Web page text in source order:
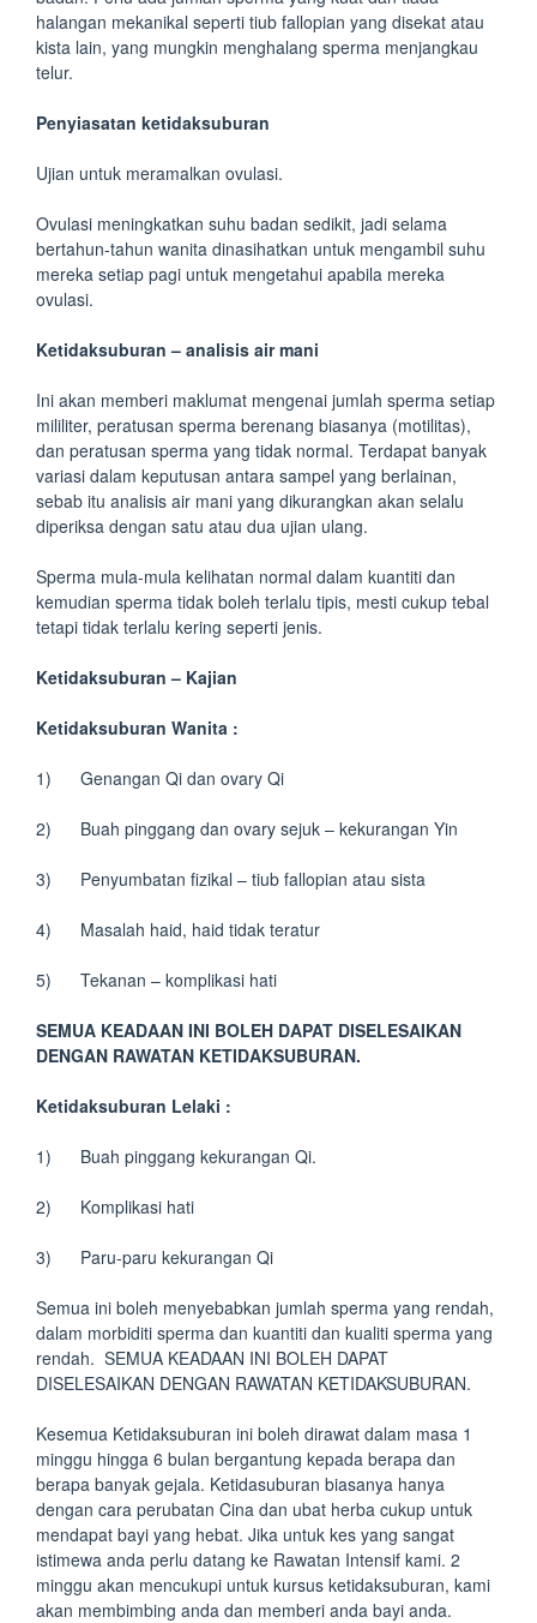
halangan mekanikal seperti tiub fallopian yang disekat atau
kista lain, yang mungkin menghalang sperma menjangkau
telur.
Penyiasatan ketidaksuburan
Ujian untuk meramalkan ovulasi.
Ovulasi meningkatkan suhu badan sedikit, jadi selama
bertahun-tahun wanita dinasihatkan untuk mengambil suhu
mereka setiap pagi untuk mengetahui apabila mereka
ovulasi.
Ketidaksuburan – analisis air mani
Ini akan memberi maklumat mengenai jumlah sperma setiap
mililiter, peratusan sperma berenang biasanya (motilitas),
dan peratusan sperma yang tidak normal. Terdapat banyak
variasi dalam keputusan antara sampel yang berlainan,
sebab itu analisis air mani yang dikurangkan akan selalu
diperiksa dengan satu atau dua ujian ulang.
Sperma mula-mula kelihatan normal dalam kuantiti dan
kemudian sperma tidak boleh terlalu tipis, mesti cukup tebal
tetapi tidak terlalu kering seperti jenis.
Ketidaksuburan – Kajian
Ketidaksuburan Wanita :
1) Genangan Qi dan ovary Qi
2) Buah pinggang dan ovary sejuk – kekurangan Yin
3) Penyumbatan fizikal – tiub fallopian atau sista
4) Masalah haid, haid tidak teratur
5) Tekanan – komplikasi hati
SEMUA KEADAAN INI BOLEH DAPAT DISELESAIKAN
DENGAN RAWATAN KETIDAKSUBURAN.
Ketidaksuburan Lelaki :
1) Buah pinggang kekurangan Qi.
2) Komplikasi hati
3) Paru-paru kekurangan Qi
Semua ini boleh menyebabkan jumlah sperma yang rendah,
dalam morbiditi sperma dan kuantiti dan kualiti sperma yang
rendah. SEMUA KEADAAN INI BOLEH DAPAT
DISELESAIKAN DENGAN RAWATAN KETIDAKSUBURAN.
Kesemua Ketidaksuburan ini boleh dirawat dalam masa 1
minggu hingga 6 bulan bergantung kepada berapa dan
berapa banyak gejala. Ketidasuburan biasanya hanya
dengan cara perubatan Cina dan ubat herba cukup untuk
mendapat bayi yang hebat. Jika untuk kes yang sangat
istimewa anda perlu datang ke Rawatan Intensif kami. 2
minggu akan mencukupi untuk kursus ketidaksuburan, kami
akan membimbing anda dan memberi anda bayi anda.